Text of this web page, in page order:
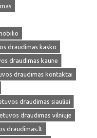
draudimas kasko
draudimas kaune
draudimas kontaktai
draudimas siauliai
draudimas vilniuje
draudimas.lt